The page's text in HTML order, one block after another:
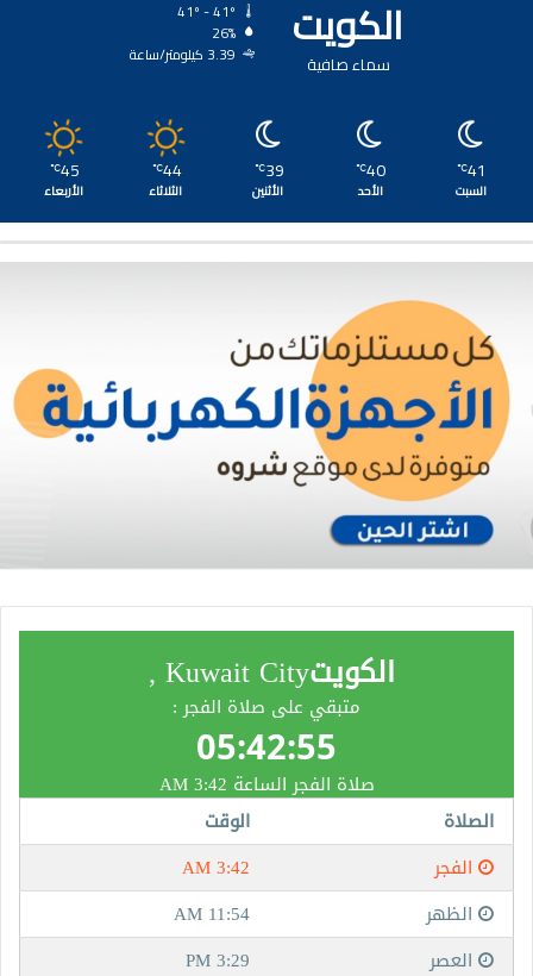
الكويت
سماء صافية
26%
3.39 كيلومتر/ساعة
41
℃
السبت
40
℃
الأحد
39
℃
الأثنين
44
℃
الثلاثاء
45
℃
الأربعاء